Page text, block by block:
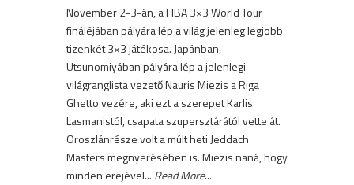
November 2-3-án, a FIBA 3×3 World Tour
fináléjában pályára lép a világ jelenleg legjobb
tizenkét 3×3 játékosa. Japánban,
Utsunomiyában pályára lép a jelenlegi
világranglista vezető Nauris Miezis a Riga
Ghetto vezére, aki ezt a szerepet Karlis
Lasmanistól, csapata szupersztárától vette át.
Oroszlánrésze volt a múlt heti Jeddach
Masters megnyerésében is. Miezis naná, hogy
minden erejével... Read More...